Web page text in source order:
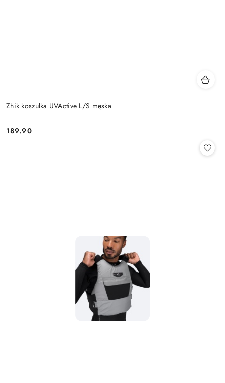
Zhik koszulka UVActive L/S męska
Cena:
189.90